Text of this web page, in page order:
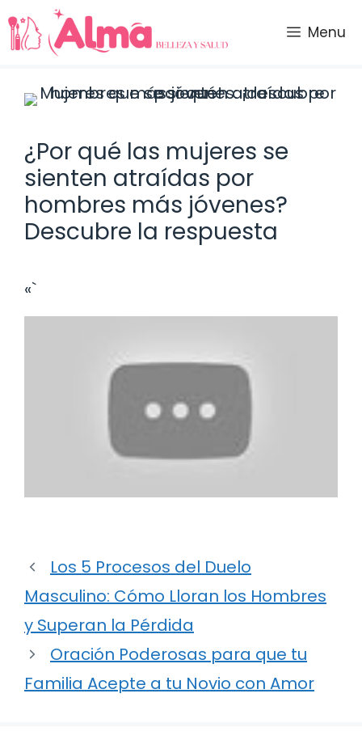
Saltar
al
contenido
Menu
¿Por qué las mujeres se
sienten atraídas por
hombres más jóvenes?
Descubre la respuesta
«`
Los 5 Procesos del Duelo
Masculino: Cómo Lloran los Hombres
y Superan la Pérdida
Oración Poderosas para que tu
Familia Acepte a tu Novio con Amor